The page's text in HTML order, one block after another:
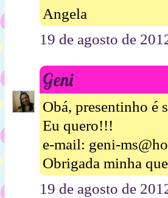
Angela
19 de agosto de
Geni
Obá, presentinho é
Eu quero!!!
e-mail: geni-
Obrigada minha
19 de agosto de